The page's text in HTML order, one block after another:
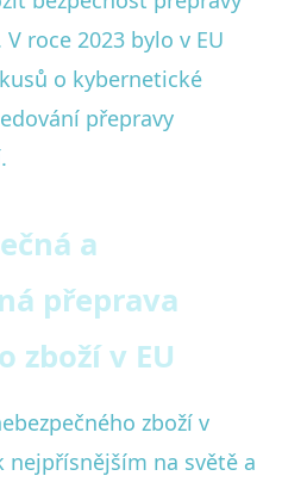
roce 2023 bylo v EU
o kybernetické
přepravy
a
přeprava
zboží v EU
zboží v
nejpřísnějším na světě a